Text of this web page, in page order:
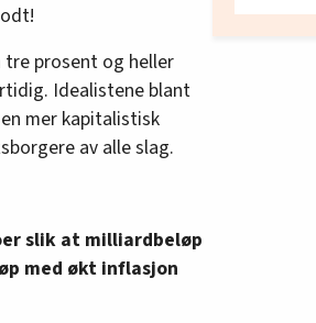
tre prosent og heller
Idealistene blant
mer kapitalistisk
av alle slag.
slik at milliardbeløp
med økt inflasjon